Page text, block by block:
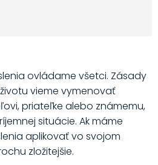
ovládame všetci. Zásady
vieme vymenovať
priateľke alebo známemu,
situácie. Ak máme
aplikovať vo svojom
zložitejšie.